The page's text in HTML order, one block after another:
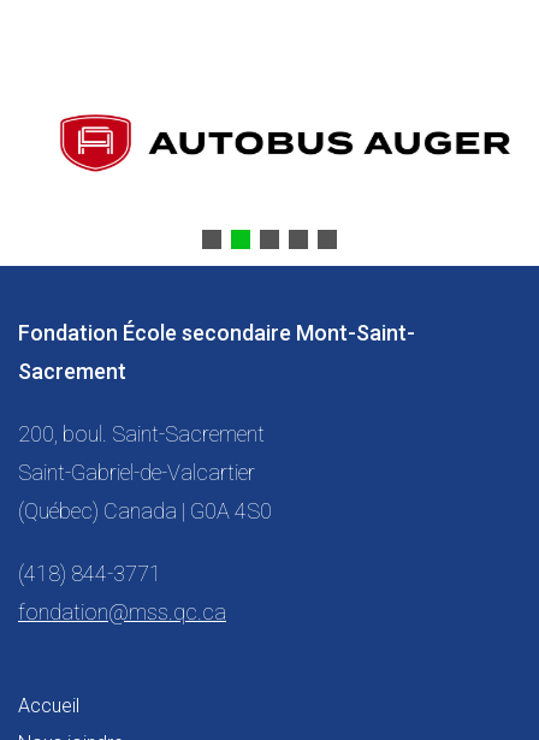
Fondation École secondaire Mont-Saint-
Sacrement
200, boul. Saint-Sacrement
Saint-Gabriel-de-Valcartier
(Québec) Canada | G0A 4S0
(418) 844-3771
fondation@mss.qc.ca
Accueil